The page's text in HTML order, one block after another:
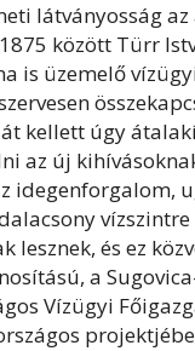
látványosság
között Türr
is üzemelő
kellett úgy
az új
idegenforgalom,
lesznek, és ez
a
Vízügyi